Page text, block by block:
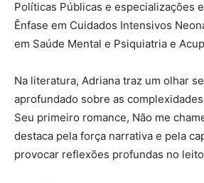
Políticas Públicas e especializações
Ênfase em Cuidados Intensivos
em Saúde Mental e Psiquiatria e
Na literatura, Adriana traz um olhar
aprofundado sobre as
Seu primeiro romance, Não me
destaca pela força narrativa e pela
provocar reflexões profundas no